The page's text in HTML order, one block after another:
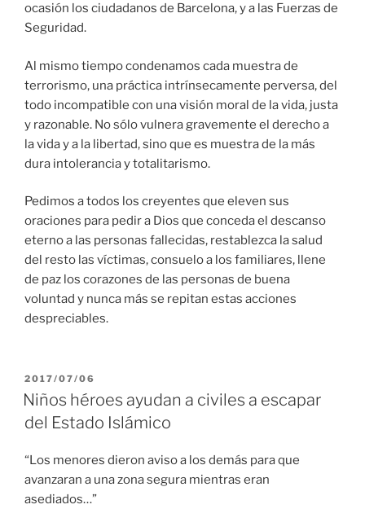
ocasión los ciudadanos de Barcelona, y a las Fuerzas de
Seguridad.
Al mismo tiempo condenamos cada muestra de
terrorismo, una práctica intrínsecamente perversa, del
todo incompatible con una visión moral de la vida, justa
y razonable. No sólo vulnera gravemente el derecho a
la vida y a la libertad, sino que es muestra de la más
dura intolerancia y totalitarismo.
Pedimos a todos los creyentes que eleven sus
oraciones para pedir a Dios que conceda el descanso
eterno a las personas fallecidas, restablezca la salud
del resto las víctimas, consuelo a los familiares, llene
de paz los corazones de las personas de buena
voluntad y nunca más se repitan estas acciones
despreciables.
PUBLICADO
EL
2017/07/06
Niños héroes ayudan a civiles a escapar
del Estado Islámico
“Los menores dieron aviso a los demás para que
avanzaran a una zona segura mientras eran
asediados…”